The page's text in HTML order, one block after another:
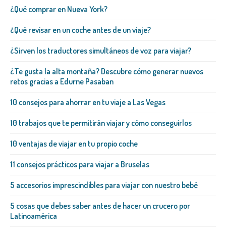
¿Qué comprar en Nueva York?
¿Qué revisar en un coche antes de un viaje?
¿Sirven los traductores simultáneos de voz para viajar?
¿Te gusta la alta montaña? Descubre cómo generar nuevos
retos gracias a Edurne Pasaban
10 consejos para ahorrar en tu viaje a Las Vegas
10 trabajos que te permitirán viajar y cómo conseguirlos
10 ventajas de viajar en tu propio coche
11 consejos prácticos para viajar a Bruselas
5 accesorios imprescindibles para viajar con nuestro bebé
5 cosas que debes saber antes de hacer un crucero por
Latinoamérica